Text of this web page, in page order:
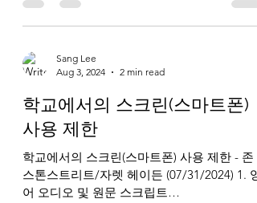
and-the-human-heart/ 2. 한국어...
Sang Lee
Aug 3, 2024
2 min read
학교에서의 스크린(스마트폰)
사용 제한
학교에서의 스크린(스마트폰) 사용 제한 - 존
스톤스트리트/자렛 헤이든 (07/31/2024) 1. 영
어 오디오 및 원문 스크립트